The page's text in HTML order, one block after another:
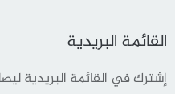
القائمة البريدية
إشترك في القائمة البريدية